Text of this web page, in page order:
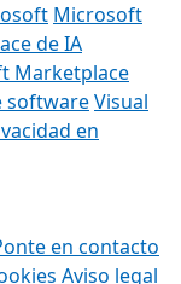
Microsoft
de IA
Marketplace
softwareVisual
en
en contacto
Aviso legal